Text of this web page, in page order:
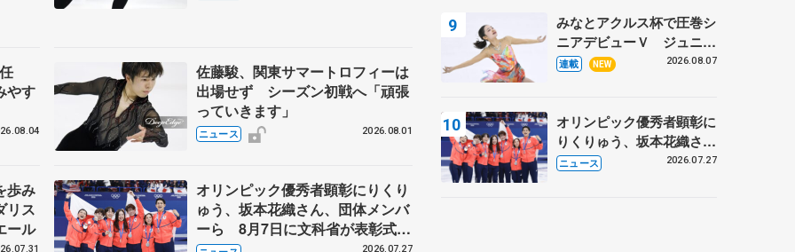
やす
佐藤駿、関東サマートロフィーは
出場せず シーズン初戦へ「頑張
っていきます」
ニュース 2026.08.01
歩み
リス
ール
オリンピック優秀者顕彰にりくり
ゅう、坂本花織さん、団体メンバ
ーら 8月7日に文科省が表彰式、
ブルーノ・マルコット、中野園子
2026.07.27
に 小林芳子さんが振り返
るスケート人生
みなとアクルス杯で圧巻シ
ニアデビューＶ ジュニア
で４シーズン無敗の島田麻
連載 NEW 2026.08.07
オリンピック優秀者顕彰に
りくりゅう、坂本花織さ
ん、団体メンバーら 8月
ニュース 2026.07.27